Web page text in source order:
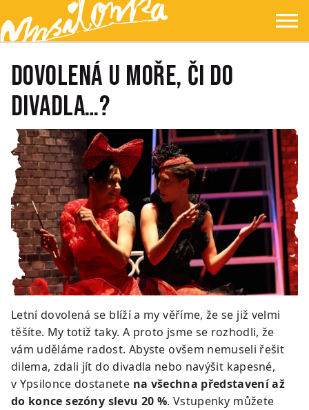
Přejít na hlavní obsah
Přejít na navigaci
Přejít na hledání
Ypsilonka ☰
Dovolená u moře, či do
divadla…?
Letní dovolená se blíží a my věříme, že se již velmi
těšíte. My totiž taky. A proto jsme se rozhodli, že
vám uděláme radost. Abyste ovšem nemuseli řešit
dilema, zdali jít do divadla nebo navýšit kapesné,
v Ypsilonce dostanete na všechna představení až
do konce sezóny slevu 20 %. Vstupenky můžete